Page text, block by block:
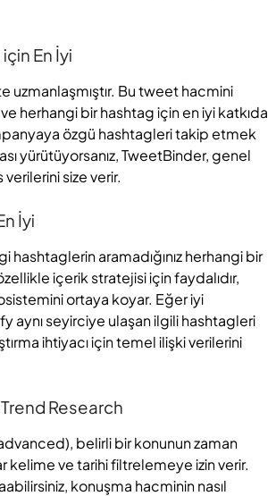
En İyi
uzmanlaşmıştır. Bu tweet hacmini
herhangi bir hashtag için en iyi katkıda
özgü hashtagleri takip etmek
yürütüyorsanız, TweetBinder, genel
size verir.
İyi
hashtaglerin aramadığınız herhangi bir
içerik stratejisi için faydalıdır,
ortaya koyar. Eğer iyi
aynı seyirciye ulaşan ilgili hashtagleri
ihtiyacı için temel ilişki verilerini
Research
belirli bir konunun zaman
kelime ve tarihi filtrelemeye izin verir.
konuşma hacminin nasıl